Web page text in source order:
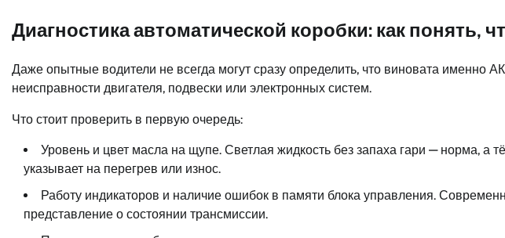
Диагностика автоматической коробки: как понять,
Даже опытные водители не всегда могут сразу определить, что виновата именно
неисправности двигателя, подвески или электронных систем.
Что стоит проверить в первую очередь:
Уровень и цвет масла на щупе. Светлая жидкость без запаха гари — норма, а
указывает на перегрев или износ.
Работу индикаторов и наличие ошибок в памяти блока управления.
представление о состоянии трансмиссии.